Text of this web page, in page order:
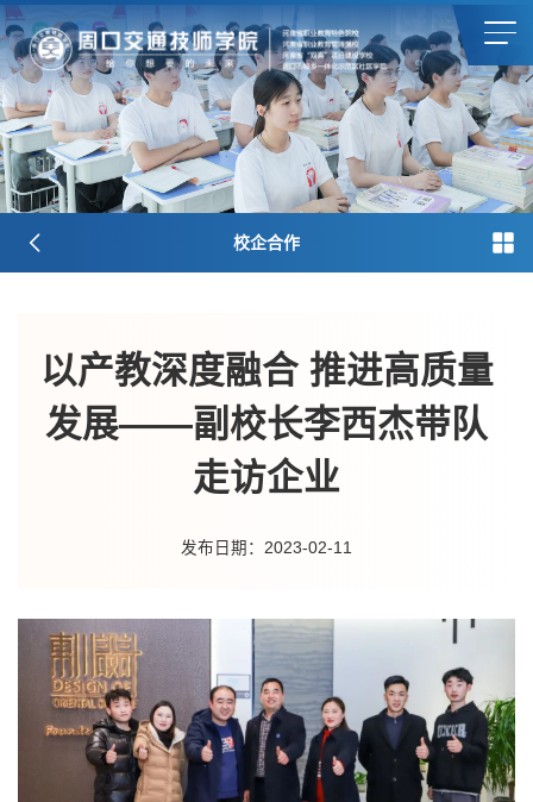
校企合作
以产教深度融合 推进高质量
发展——副校长李西杰带队
走访企业
发布日期：2023-02-11